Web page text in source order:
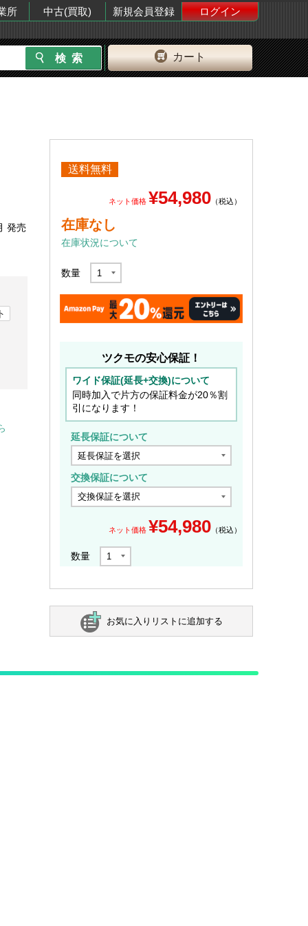
所 中古(買取) 新規会員登録
ログイン
カート
発売
送料無料
ネット価格 ¥54,980 （税込）
在庫なし
在庫状況について
数量
ツクモの安心保証！
ワイド保証(延長+交換)について
同時加入で片方の保証料金が20％割
引になります！
延長保証について
交換保証について
ネット価格 ¥54,980 （税込）
数量
お気に入りリストに追加する